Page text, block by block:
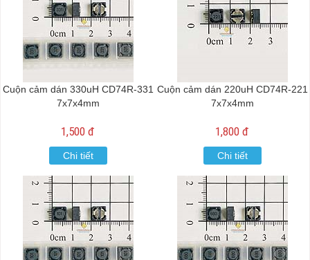
Cuộn cảm dán 330uH CD74R-331
7x7x4mm
1,500 đ
Chi tiết
Cuộn cảm dán 220uH CD74R-221
7x7x4mm
1,800 đ
Chi tiết